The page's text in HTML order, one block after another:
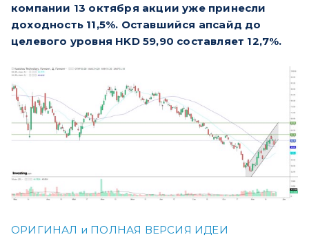
компании 13 октября акции уже принесли
доходность 11,5%. Оставшийся апсайд до
целевого уровня HKD 59,90 составляет 12,7%.
ОРИГИНАЛ и ПОЛНАЯ ВЕРСИЯ ИДЕИ